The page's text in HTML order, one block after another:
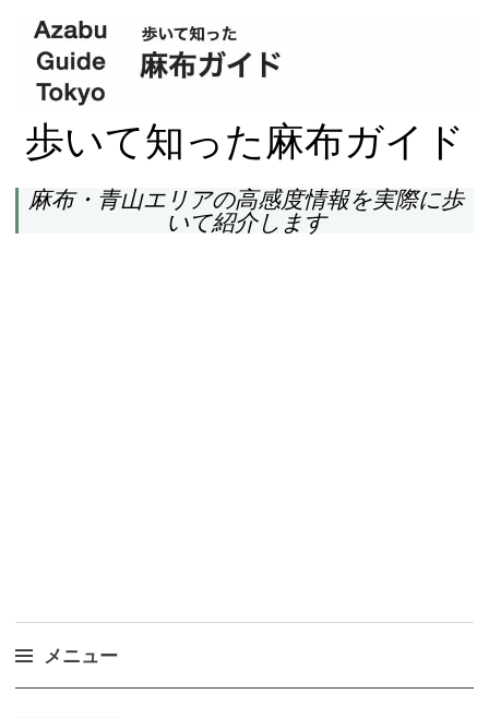
歩いて知った麻布ガイド
麻布・青山エリアの高感度情報を実際に歩
いて紹介します
メニュー